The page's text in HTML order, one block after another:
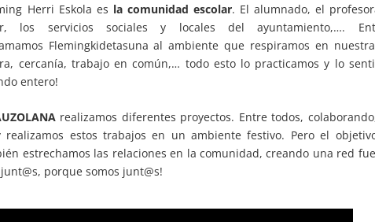
Herri Eskola es la comunidad escolar. El alumnado, el
los servicios sociales y locales del ayuntamiento,….
Flemingkidetasuna al ambiente que respiramos en
cercanía, trabajo en común,… todo esto lo practicamos y lo
entero!
realizamos diferentes proyectos. Entre todos,
estos trabajos en un ambiente festivo. Pero el
estrechamos las relaciones en la comunidad, creando una red
porque somos junt@s!